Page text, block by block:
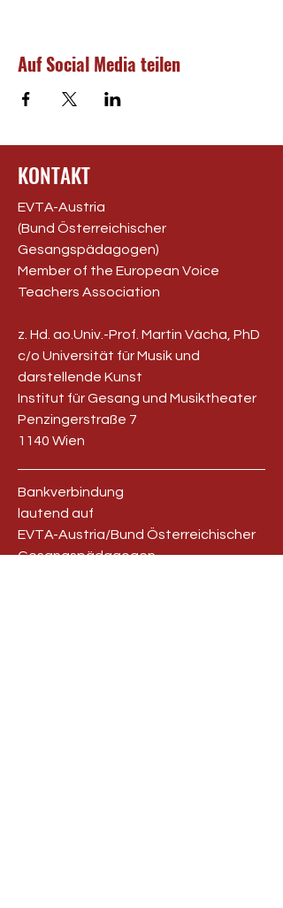
Auf Social Media teilen
KONTAKT
EVTA-Austria
(Bund Österreichischer
Gesangspädagogen)
Member of the European Voice
Teachers Association
z. Hd. ao.Univ.-Prof. Martin Vácha, PhD
c/o Universität für Musik und
darstellende Kunst
Institut für Gesang und Musiktheater
Penzingerstraße 7
1140 Wien
Bankverbindung
lautend auf
EVTA-Austria/Bund Österreichischer
Gesangspädagogen